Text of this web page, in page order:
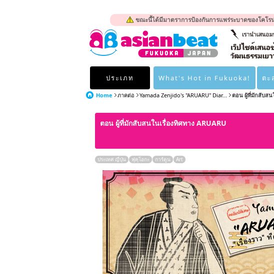
ขณะนี้ได้มีมาตราการป้องกันการแพร่ระบาดของโคโ
ประเภท What's Hot in Fukuoka! ตะ
Home ภาคต่อ Yamada Zenjido's "ARUARU" Diar... ตอน ผู้ที่มักสับสน
ตอน ผู้ที่มักสับสนในเรื่องทิศทาง ARUARU
ประเทศ ญี่ปุ่น ฟุคุโอกะ การ์ตูน Art